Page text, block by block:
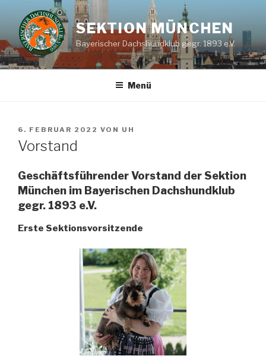
Inhalt
springen
SEKTION MÜNCHEN
Bayerischer Dachshundklub gegr. 1893 e.V.
Menü
VERÖFFENTLICHT
AM
6. FEBRUAR 2022 VON UH
Vorstand
Geschäftsführender Vorstand der Sektion
München im Bayerischen Dachshundklub
gegr. 1893 e.V.
Erste Sektionsvorsitzende